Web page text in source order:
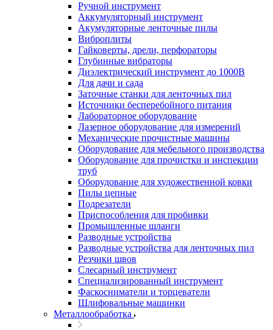
Ручной инструмент
Аккумуляторный инструмент
Акумуляторные ленточные пилы
Виброплиты
Гайковерты, дрели, перфораторы
Глубинные вибраторы
Диэлектрический инструмент до 1000В
Для дачи и сада
Заточные станки для ленточных пил
Источники бесперебойного питания
Лабораторное оборудование
Лазерное оборудование для измерений
Механические прочистные машины
Оборудование для мебельного производства
Оборудование для прочистки и инспекции
труб
Оборудование для художественной ковки
Пилы цепные
Подрезатели
Приспособления для пробивки
Промышленные шланги
Разводные устройства
Разводные устройства для ленточных пил
Резчики швов
Слесарный инструмент
Специализированный инструмент
Фаскосниматели и торцеватели
Шлифовальные машинки
Металлообработка